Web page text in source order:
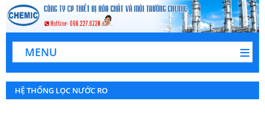
MENU
HỆ THỐNG LỌC NƯỚC RO